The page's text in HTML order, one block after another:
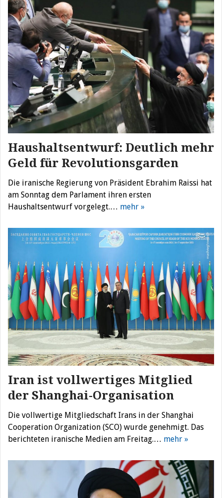
Haushaltsentwurf: Deutlich mehr
Geld für Revolutionsgarden
Die iranische Regierung von Präsident Ebrahim Raissi hat
am Sonntag dem Parlament ihren ersten
Haushaltsentwurf vorgelegt.… mehr »
Iran ist vollwertiges Mitglied
der Shanghai-Organisation
Die vollwertige Mitgliedschaft Irans in der Shanghai
Cooperation Organization (SCO) wurde genehmigt. Das
berichteten iranische Medien am Freitag.… mehr »